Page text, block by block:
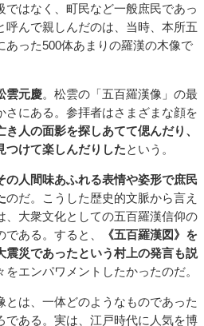
はなく、町民など一般庶民であっ
呼んで親しんだのは、当時、本所五
あった500体あまりの羅漢の木像で
雲元慶。松雲の「五百羅漢像」の最
さにある。参拝者はさまざまな顔を
き人の面影を探しあてて偲んだり、
つけて楽しんだりしたという。
の人間味あふれる表情や姿形で庶民
のだ。こうした歴史的文脈から言え
、大衆文化としての五百羅漢信仰の
ある。すると、
《五百羅漢図》を
震災であったという村上の発言も説
をエンパワメントしたかったのだ。
は、一体どのようなものであった
である。実は、江戸時代に人気を博